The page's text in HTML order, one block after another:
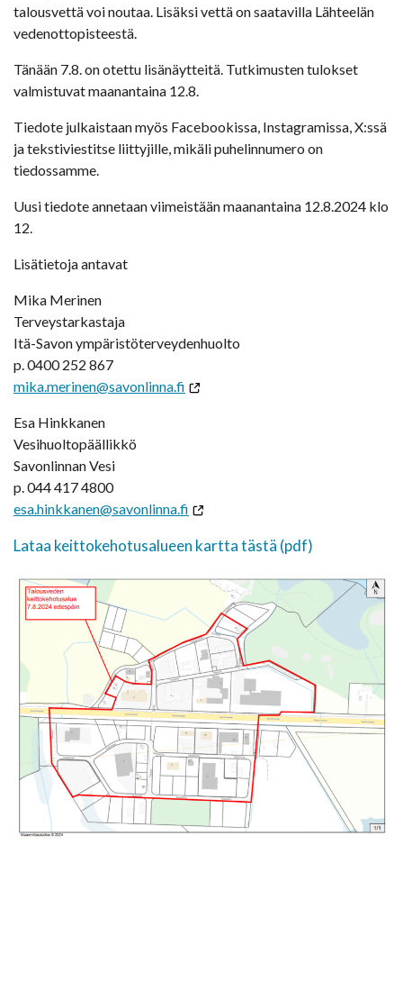
talousvettä voi noutaa. Lisäksi vettä on saatavilla Lähteelän
vedenottopisteestä.
Tänään 7.8. on otettu lisänäytteitä. Tutkimusten tulokset
valmistuvat maanantaina 12.8.
Tiedote julkaistaan myös Facebookissa, Instagramissa, X:ssä
ja tekstiviestitse liittyjille, mikäli puhelinnumero on
tiedossamme.
Uusi tiedote annetaan viimeistään maanantaina 12.8.2024 klo
12.
Lisätietoja antavat
Mika Merinen
Terveystarkastaja
Itä-Savon ympäristöterveydenhuolto
p. 0400 252 867
mika.merinen@savonlinna.fi
Esa Hinkkanen
Vesihuoltopäällikkö
Savonlinnan Vesi
p. 044 417 4800
esa.hinkkanen@savonlinna.fi
Lataa keittokehotusalueen kartta tästä (pdf)